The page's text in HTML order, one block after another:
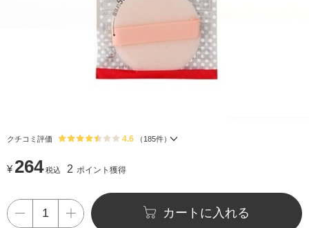
クチコミ評価 4.6 （ 185件）
¥ 264 税込 2 ポイント獲得
カートに入れる